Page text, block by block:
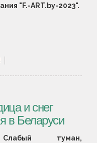
"F.-ART.bу-2023".
и снег
в Беларуси
Слабый туман,